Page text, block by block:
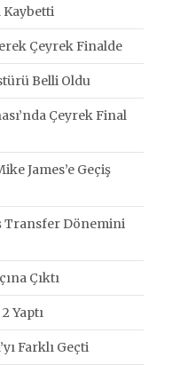
Kaybetti
Çeyrek Finalde
Belli Oldu
Çeyrek Final
James’e Geçiş
Transfer Dönemini
Çıktı
Yaptı
Farklı Geçti